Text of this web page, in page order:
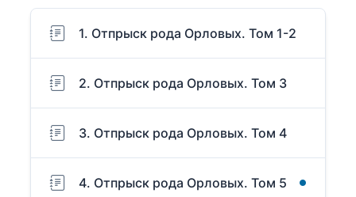
1. Отпрыск рода Орловых. Том 1-2
2. Отпрыск рода Орловых. Том 3
3. Отпрыск рода Орловых. Том 4
4. Отпрыск рода Орловых. Том 5